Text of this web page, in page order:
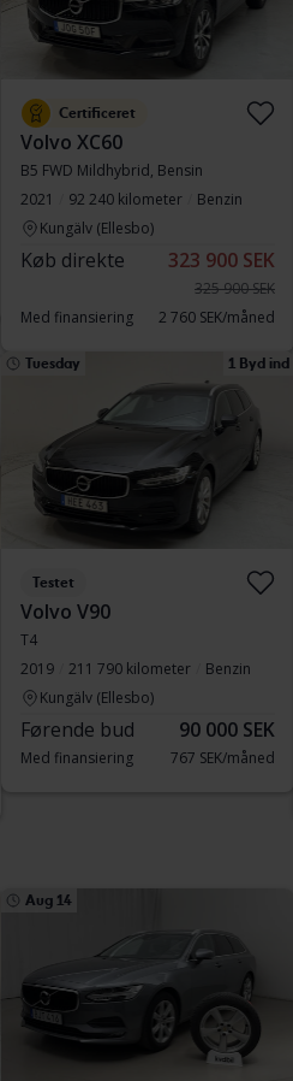
Certificeret
Volvo XC60
B5 FWD Mildhybrid, Bensin
2021
92 240 kilometer
Benzin
Kungälv (Ellesbo)
Køb direkte 323 900 SEK
325 900 SEK
Med finansiering
2 760 SEK/måned
Tuesday 1 Byd ind
Testet
Volvo V90
T4
2019
211 790 kilometer
Benzin
Kungälv (Ellesbo)
Førende bud 90 000 SEK
Med finansiering 767 SEK/måned
Aug 14